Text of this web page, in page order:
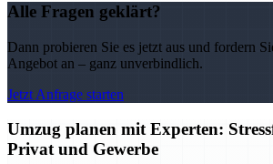
Alle Fragen geklärt?
Dann probieren Sie es jetzt aus und fordern
Angebot an – ganz unverbindlich.
Jetzt Anfrage starten
Umzug planen mit Experten:
Privat und Gewerbe